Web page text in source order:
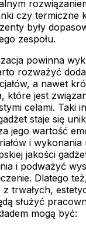
czy termiczne
były
zespołu.
powinna
rozważyć
a nawet
które jest
celami. Taki
staje się
jego wartość
i
jakości
i podważyć
Dlatego
trwałych,
służyć
mogą być: